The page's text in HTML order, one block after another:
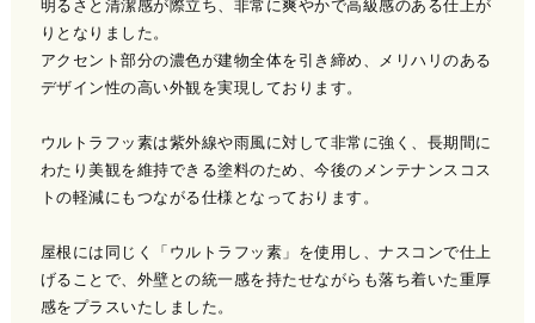
明るさと清潔感が際立ち、非常に爽やかで高級感のある仕上が
りとなりました。
アクセント部分の濃色が建物全体を引き締め、メリハリのある
デザイン性の高い外観を実現しております。
ウルトラフッ素は紫外線や雨風に対して非常に強く、長期間に
わたり美観を維持できる塗料のため、今後のメンテナンスコス
トの軽減にもつながる仕様となっております。
屋根には同じく「ウルトラフッ素」を使用し、ナスコンで仕上
げることで、外壁との統一感を持たせながらも落ち着いた重厚
感をプラスいたしました。